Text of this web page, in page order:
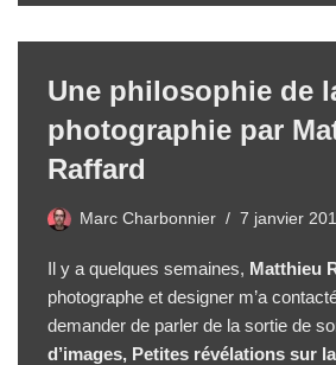
Une philosophie de
photographie par
Raffard
Marc Charbonnier 7 janvier
Il y a quelques semaines, Matthieu
photographe et designer m’a
demander de parler de la sortie de
d’images, Petites révélations sur